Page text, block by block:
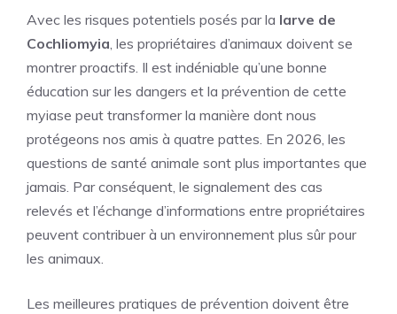
Avec les risques potentiels posés par la larve de
Cochliomyia, les propriétaires d’animaux doivent se
montrer proactifs. Il est indéniable qu’une bonne
éducation sur les dangers et la prévention de cette
myiase peut transformer la manière dont nous
protégeons nos amis à quatre pattes. En 2026, les
questions de santé animale sont plus importantes que
jamais. Par conséquent, le signalement des cas
relevés et l’échange d’informations entre propriétaires
peuvent contribuer à un environnement plus sûr pour
les animaux.
Les meilleures pratiques de prévention doivent être